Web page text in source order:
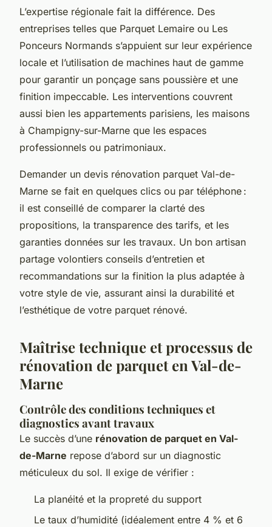
L’expertise régionale fait la différence. Des
entreprises telles que Parquet Lemaire ou Les
Ponceurs Normands s’appuient sur leur expérience
locale et l’utilisation de machines haut de gamme
pour garantir un ponçage sans poussière et une
finition impeccable. Les interventions couvrent
aussi bien les appartements parisiens, les maisons
à Champigny-sur-Marne que les espaces
professionnels ou patrimoniaux.
Demander un devis rénovation parquet Val-de-
Marne se fait en quelques clics ou par téléphone :
il est conseillé de comparer la clarté des
propositions, la transparence des tarifs, et les
garanties données sur les travaux. Un bon artisan
partage volontiers conseils d’entretien et
recommandations sur la finition la plus adaptée à
votre style de vie, assurant ainsi la durabilité et
l’esthétique de votre parquet rénové.
Maîtrise technique et processus de
rénovation de parquet en Val-de-
Marne
Contrôle des conditions techniques et
diagnostics avant travaux
Le succès d’une rénovation de parquet en Val-
de-Marne repose d’abord sur un diagnostic
méticuleux du sol. Il exige de vérifier :
La planéité et la propreté du support
Le taux d’humidité (idéalement entre 4 % et 6